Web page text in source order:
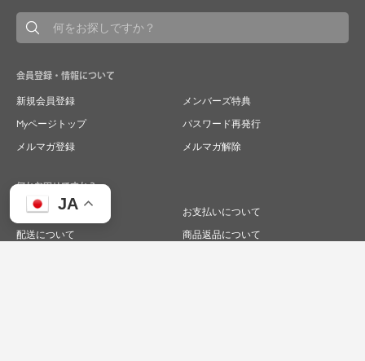
JA
会員登録・情報について
新規会員登録
メンバーズ特典
Myページトップ
パスワード再発行
メルマガ登録
メルマガ解除
何かお困りですか？
ご注文について
お支払いについて
配送について
商品返品について